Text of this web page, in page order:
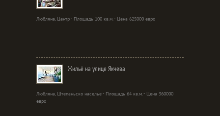
Любляна, Центр - Площадь 100 кв.м. - Цена 625000 евро
Жильё на улице Якчева
Любляна, Штепаньско населье - Площадь 64 кв.м. - Цена 360000
евро